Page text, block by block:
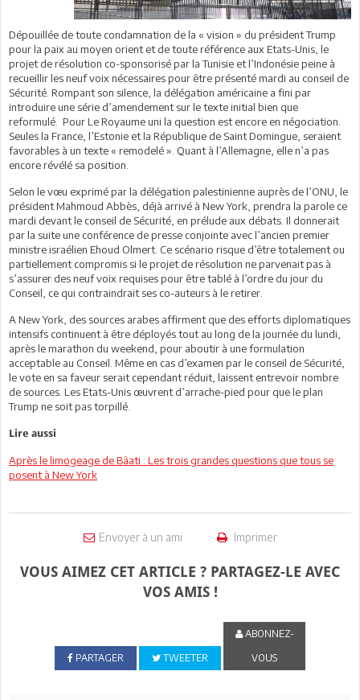
Dépouillée de toute condamnation de la « vision » du président Trump
pour la paix au moyen orient et de toute référence aux Etats-Unis, le
projet de résolution co-sponsorisé par la Tunisie et l’Indonésie peine à
recueillir les neuf voix nécessaires pour être présenté mardi au conseil de
Sécurité. Rompant son silence, la délégation américaine a fini par
introduire une série d’amendement sur le texte initial bien que
reformulé. Pour Le Royaume uni la question est encore en négociation.
Seules la France, l’Estonie et la République de Saint Domingue, seraient
favorables à un texte « remodelé ». Quant à l’Allemagne, elle n’a pas
encore révélé sa position.
Selon le vœu exprimé par la délégation palestinienne auprès de l’ONU, le
président Mahmoud Abbès, déjà arrivé à New York, prendra la parole ce
mardi devant le conseil de Sécurité, en prélude aux débats. Il donnerait
par la suite une conférence de presse conjointe avec l’ancien premier
ministre israélien Ehoud Olmert. Ce scénario risque d’être totalement ou
partiellement compromis si le projet de résolution ne parvenait pas à
s’assurer des neuf voix requises pour être tablé à l’ordre du jour du
Conseil, ce qui contraindrait ses co-auteurs à le retirer.
A New York, des sources arabes affirment que des efforts diplomatiques
intensifs continuent à être déployés tout au long de la journée du lundi,
après le marathon du weekend, pour aboutir à une formulation
acceptable au Conseil. Même en cas d’examen par le conseil de Sécurité,
le vote en sa faveur serait cependant réduit, laissent entrevoir nombre
de sources. Les Etats-Unis œuvrent d’arrache-pied pour que le plan
Trump ne soit pas torpillé.
Lire aussi
Après le limogeage de Bâati : Les trois grandes questions que tous se
posent à New York
Envoyer à un ami Imprimer
VOUS AIMEZ CET ARTICLE ? PARTAGEZ-LE AVEC
VOS AMIS !
PARTAGER TWEETER
ABONNEZ-
VOUS